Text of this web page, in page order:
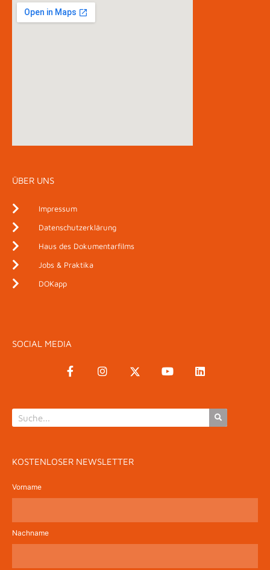
ÜBER UNS
Impressum
Datenschutzerklärung
Haus des Dokumentarfilms
Jobs & Praktika
DOKapp
SOCIAL MEDIA
KOSTENLOSER NEWSLETTER
Vorname
Nachname